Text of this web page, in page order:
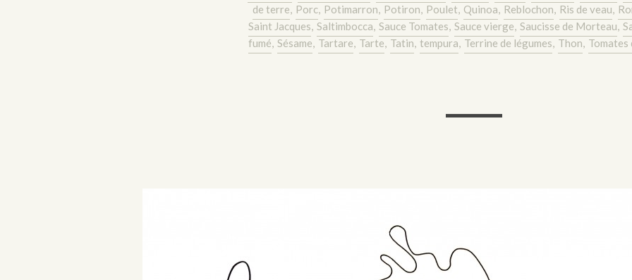
de terre, Porc, Potimarron, Potiron, Poulet, Quinoa, Reblochon, Ris de veau,
Saint Jacques, Saltimbocca, Sauce Tomates, Sauce vierge, Saucisse de Morteau,
fumé, Sésame, Tartare, Tarte, Tatin, tempura, Terrine de légumes, Thon, Tomates